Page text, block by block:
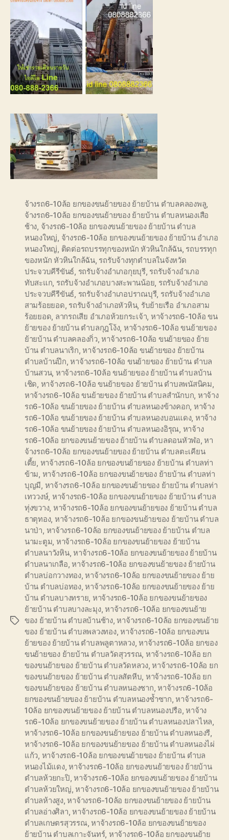
Tags
จ้างรถ6-10ล้อ ยกของขนย้ายของ ย้ายบ้าน ตำบลคลองพลู,
จ้างรถ6-10ล้อ ยกของขนย้ายของ ย้ายบ้าน ตำบลหนองเสือ
ช้าง, จ้างรถ6-10ล้อ ยกของขนย้ายของ ย้ายบ้าน ตำบล
หนองใหญ่, จ้างรถ6-10ล้อ ยกของขนย้ายของ ย้ายบ้าน อำเภอ
หนองใหญ่, ติดต่อรถบรรทุกของหนัก หัวหินใกล้ฉัน, รถบรรทุก
ของหนัก หัวหินใกล้ฉัน, รถรับจ้างทุกตำบลในจังหวัด
ประจวบคีรีขันธ์, รถรับจ้างอำเภอกุยบุรี, รถรับจ้างอำเภอ
ทับสะแก, รถรับจ้างอำเภอบางสะพานน้อย, รถรับจ้างอำเภอ
ประจวบคีรีขันธ์, รถรับจ้างอำเภอปราณบุรี, รถรับจ้างอำเภอ
สามร้อยยอด, รถรับจ้างอำเภอหัวหิน, รับย้ายเรือ อำเภอสาม
ร้อยยอด, ลากรถเสีย อำเภอห้วยกระเจ้า, หาจ้างรถ6-10ล้อ ขน
ย้ายของ ย้ายบ้าน ตำบลกุฎโง้ง, หาจ้างรถ6-10ล้อ ขนย้ายของ
ย้ายบ้าน ตำบลคลองกิ่ว,หาจ้างรถ6-10ล้อ ขนย้ายของ ย้าย
บ้าน ตำบลนาเริก,หาจ้างรถ6-10ล้อ ขนย้ายของ ย้ายบ้าน
ตำบลบ้านปึก,หาจ้างรถ6-10ล้อ ขนย้ายของ ย้ายบ้าน ตำบล
บ้านสวน, หาจ้างรถ6-10ล้อ ขนย้ายของ ย้ายบ้าน ตำบลบ้าน
เชิด, หาจ้างรถ6-10ล้อ ขนย้ายของ ย้ายบ้าน ตำบลพนัสนิคม,
หาจ้างรถ6-10ล้อ ขนย้ายของ ย้ายบ้าน ตำบลสำนักบก, หาจ้าง
รถ6-10ล้อ ขนย้ายของ ย้ายบ้าน ตำบลหนองข้างคอก, หาจ้าง
รถ6-10ล้อ ขนย้ายของ ย้ายบ้าน ตำบลหนองบอนแดง, หาจ้าง
รถ6-10ล้อ ขนย้ายของ ย้ายบ้าน ตำบลหนองอิรุณ, หาจ้าง
รถ6-10ล้อ ยกของขนย้ายของ ย้ายบ้าน ตำบลดอนหัวฬอ,หา
จ้างรถ6-10ล้อ ยกของขนย้ายของ ย้ายบ้าน ตำบลตะเคียน
เตี้ย, หาจ้างรถ6-10ล้อ ยกของขนย้ายของ ย้ายบ้าน ตำบลท่า
ข้าม, หาจ้างรถ6-10ล้อ ยกของขนย้ายของ ย้ายบ้าน ตำบลท่า
บุญมี, หาจ้างรถ6-10ล้อ ยกของขนย้ายของ ย้ายบ้าน ตำบลท่า
เทววงษ์, หาจ้างรถ6-10ล้อ ยกของขนย้ายของ ย้ายบ้าน ตำบล
ทุ่งขวาง, หาจ้างรถ6-10ล้อ ยกของขนย้ายของ ย้ายบ้าน ตำบล
ธาตุทอง, หาจ้างรถ6-10ล้อ ยกของขนย้ายของ ย้ายบ้าน ตำบล
นาป่า, หาจ้างรถ6-10ล้อ ยกของขนย้ายของ ย้ายบ้าน ตำบล
นามะตูม, หาจ้างรถ6-10ล้อ ยกของขนย้ายของ ย้ายบ้าน
ตำบลนาวังหิน,หาจ้างรถ6-10ล้อ ยกของขนย้ายของ ย้ายบ้าน
ตำบลนาเกลือ,หาจ้างรถ6-10ล้อ ยกของขนย้ายของ ย้ายบ้าน
ตำบลบ่อกวางทอง,หาจ้างรถ6-10ล้อ ยกของขนย้ายของ ย้าย
บ้าน ตำบลบ่อทอง,หาจ้างรถ6-10ล้อ ยกของขนย้ายของ ย้าย
บ้าน ตำบลบางทราย, หาจ้างรถ6-10ล้อ ยกของขนย้ายของ
ย้ายบ้าน ตำบลบางละมุง,หาจ้างรถ6-10ล้อ ยกของขนย้าย
ของ ย้ายบ้าน ตำบลบ้านช้าง,หาจ้างรถ6-10ล้อ ยกของขนย้าย
ของ ย้ายบ้าน ตำบลพลวงทอง,หาจ้างรถ6-10ล้อ ยกของขน
ย้ายของ ย้ายบ้าน ตำบลพลูตาหลวง,หาจ้างรถ6-10ล้อ ยกของ
ขนย้ายของ ย้ายบ้าน ตำบลวัดสุวรรณ, หาจ้างรถ6-10ล้อ ยก
ของขนย้ายของ ย้ายบ้าน ตำบลวัดหลวง,หาจ้างรถ6-10ล้อ ยก
ของขนย้ายของ ย้ายบ้าน ตำบลสัตหีบ, หาจ้างรถ6-10ล้อ ยก
ของขนย้ายของ ย้ายบ้าน ตำบลหนองชาก,หาจ้างรถ6-10ล้อ
ยกของขนย้ายของ ย้ายบ้าน ตำบลหนองซ้ำซาก,หาจ้างรถ6-
10ล้อ ยกของขนย้ายของ ย้ายบ้าน ตำบลหนองปรือ,หาจ้าง
รถ6-10ล้อ ยกของขนย้ายของ ย้ายบ้าน ตำบลหนองปลาไหล,
หาจ้างรถ6-10ล้อ ยกของขนย้ายของ ย้ายบ้าน ตำบลหนองรี,
หาจ้างรถ6-10ล้อ ยกของขนย้ายของ ย้ายบ้าน ตำบลหนองไผ่
แก้ว, หาจ้างรถ6-10ล้อ ยกของขนย้ายของ ย้ายบ้าน ตำบล
หนองไม้แดง,หาจ้างรถ6-10ล้อ ยกของขนย้ายของ ย้ายบ้าน
ตำบลห้วยกะปิ,หาจ้างรถ6-10ล้อ ยกของขนย้ายของ ย้ายบ้าน
ตำบลห้วยใหญ่,หาจ้างรถ6-10ล้อ ยกของขนย้ายของ ย้ายบ้าน
ตำบลห้างสูง,หาจ้างรถ6-10ล้อ ยกของขนย้ายของ ย้ายบ้าน
ตำบลอ่างศิลา,หาจ้างรถ6-10ล้อ ยกของขนย้ายของ ย้ายบ้าน
ตำบลเกษตรสุวรรณ,หาจ้างรถ6-10ล้อ ยกของขนย้ายของ
ย้ายบ้าน ตำบลเกาะจันทร์, หาจ้างรถ6-10ล้อ ยกของขนย้าย